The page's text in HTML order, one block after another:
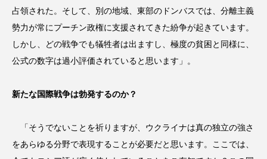
占領された。そして、別の地域、東部のドンバスでは、分離主義
勢力が常にプーチン政権に支援されてきた紛争が起きています。
しかし、どの戦争でも犠牲者は出ますし、極度の貧困と同様に、
公式の数字は過小評価されていると思います」。
新たな国際戦争は勃発するのか？
「そうでないことを祈りますが、ウクライナは真の独立の強さ
をあらゆる分野で表現することが必要だと思います。ここでは、